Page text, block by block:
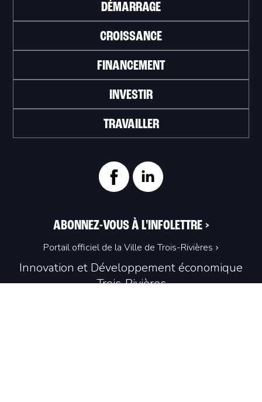
Innovation et Développement économique
Trois‑Rivières
DÉMARRAGE
CROISSANCE
FINANCEMENT
INVESTIR
TRAVAILLER
ABONNEZ-VOUS À L'INFOLETTRE >
Portail officiel de la Ville de Trois-Rivières